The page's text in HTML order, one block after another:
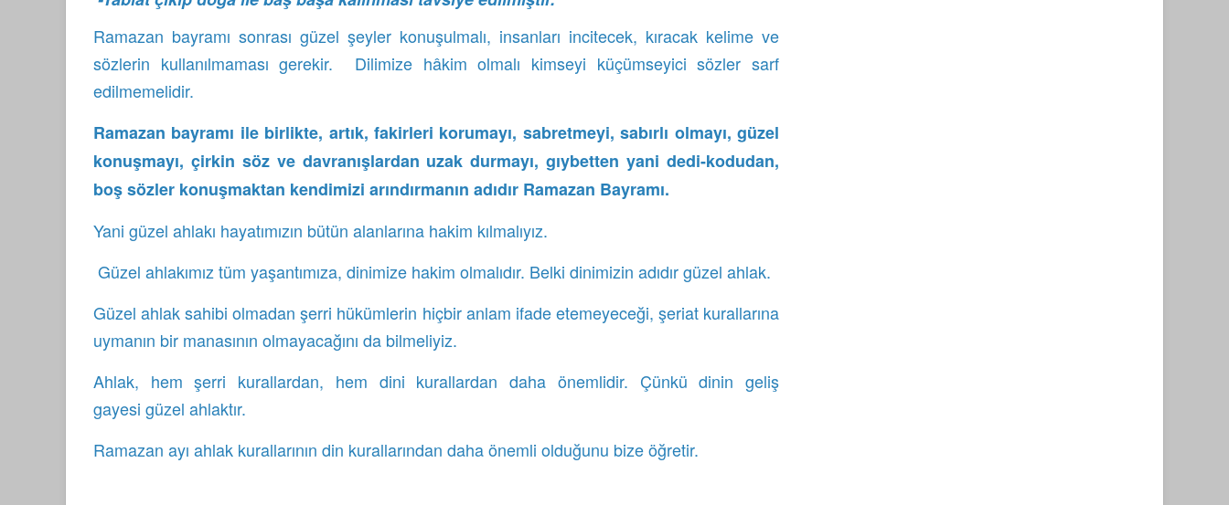
Ramazan bayramı sonrası güzel şeyler konuşulmalı, insanları incitecek, kıracak kelime ve
sözlerin kullanılmaması gerekir. Dilimize hâkim olmalı kimseyi küçümseyici sözler sarf
edilmemelidir.
Ramazan bayramı ile birlikte, artık, fakirleri korumayı, sabretmeyi, sabırlı olmayı, güzel
konuşmayı, çirkin söz ve davranışlardan uzak durmayı, gıybetten yani dedi-kodudan,
boş sözler konuşmaktan kendimizi arındırmanın adıdır Ramazan Bayramı.
Yani güzel ahlakı hayatımızın bütün alanlarına hakim kılmalıyız.
Güzel ahlakımız tüm yaşantımıza, dinimize hakim olmalıdır. Belki dinimizin adıdır güzel ahlak.
Güzel ahlak sahibi olmadan şerri hükümlerin hiçbir anlam ifade etemeyeceği, şeriat kurallarına
uymanın bir manasının olmayacağını da bilmeliyiz.
Ahlak, hem şerri kurallardan, hem dini kurallardan daha önemlidir. Çünkü dinin geliş
gayesi güzel ahlaktır.
Ramazan ayı ahlak kurallarının din kurallarından daha önemli olduğunu bize öğretir.